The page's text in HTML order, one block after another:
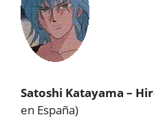
Satoshi Katayama –
en España)